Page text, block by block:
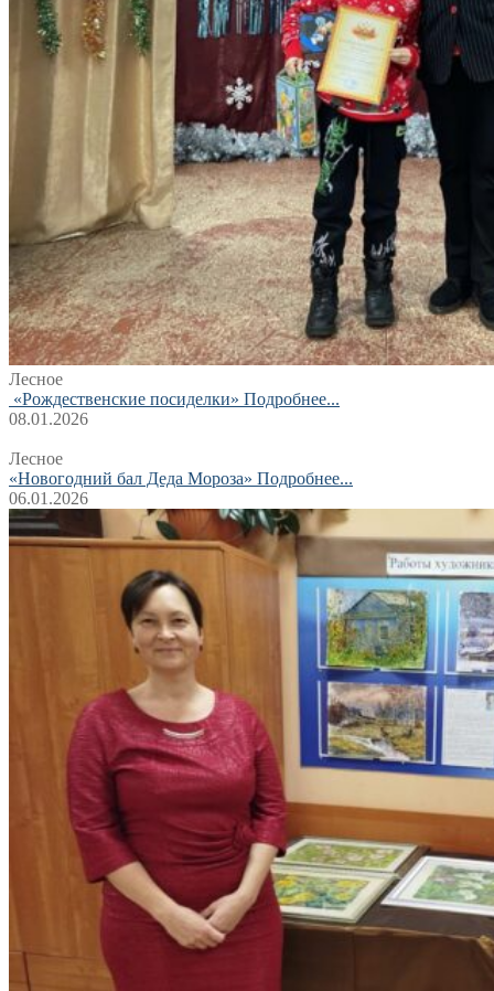
Лесное
«Рождественские посиделки» Подробнее...
08.01.2026
Лесное
«Новогодний бал Деда Мороза» Подробнее...
06.01.2026